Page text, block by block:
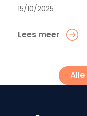
15/10/2025
Lees meer